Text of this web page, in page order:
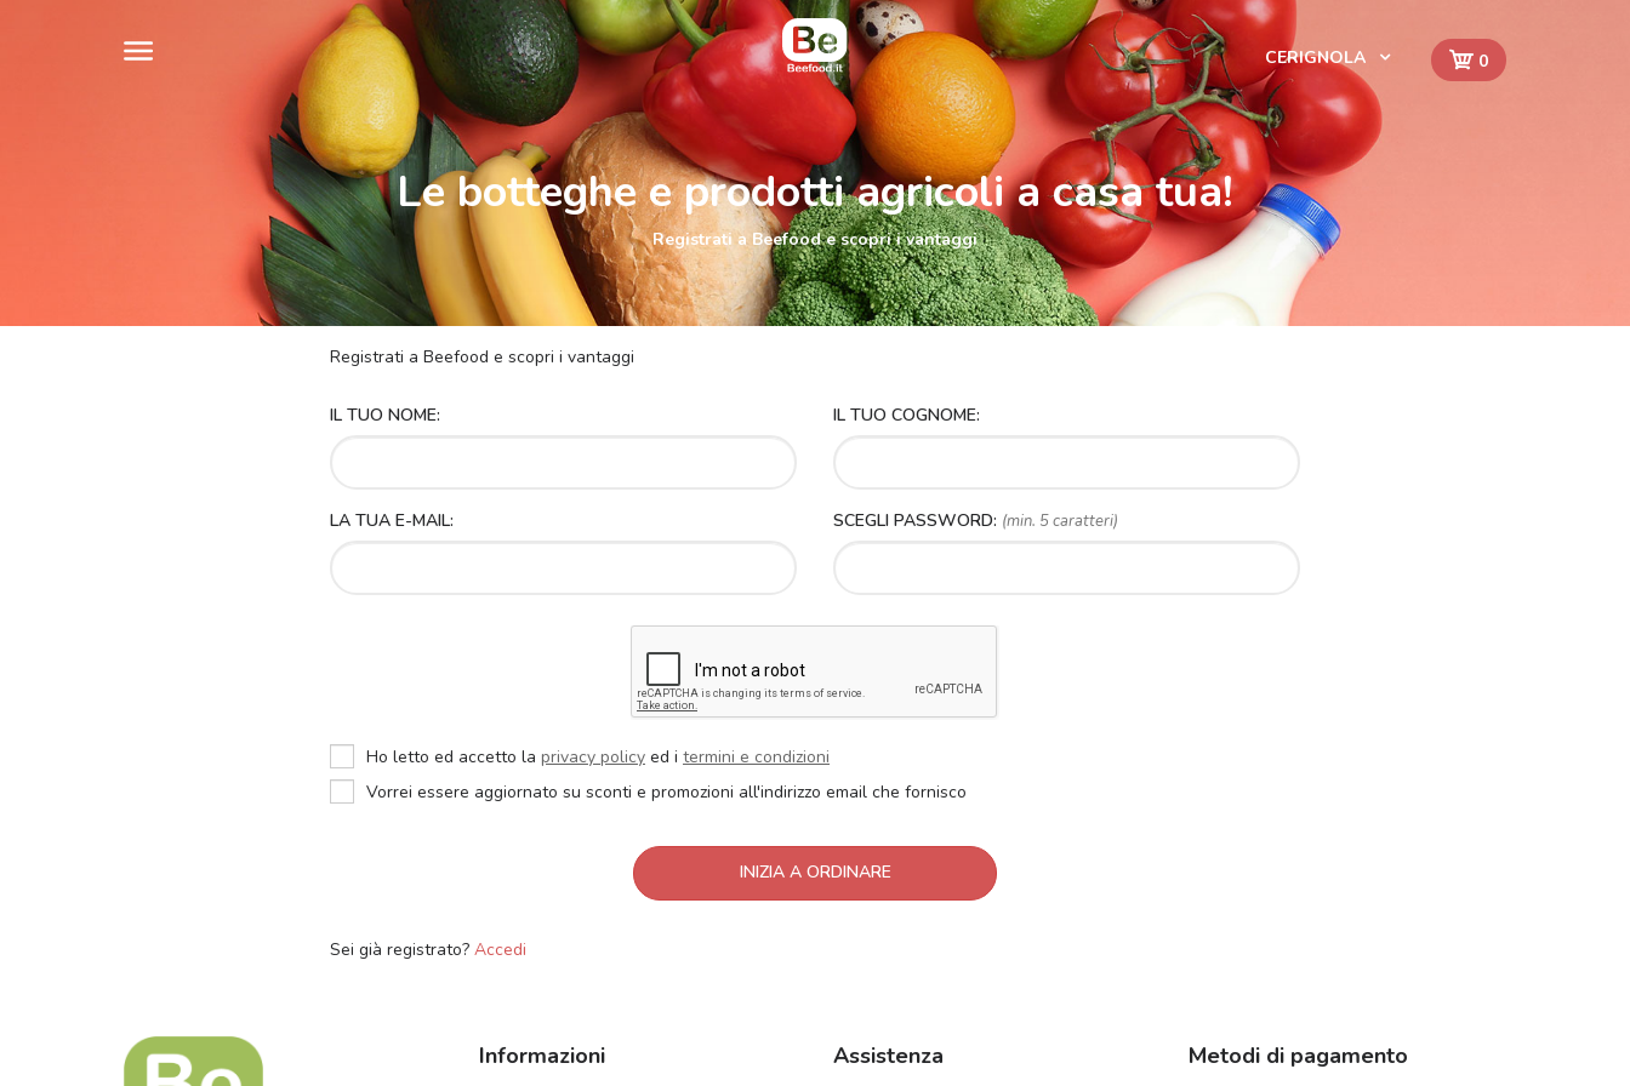
CERIGNOLA 0
Le botteghe e prodotti agricoli a casa tua!
Registrati a Beefood e scopri i vantaggi
Registrati a Beefood e scopri i vantaggi
IL TUO NOME: IL TUO COGNOME:
LA TUA E-MAIL: SCEGLI PASSWORD: (min. 5 caratteri)
Ho letto ed accetto la privacy policy ed i termini e condizioni
Vorrei essere aggiornato su sconti e promozioni all'indirizzo email che fornisco
Sei già registrato? Accedi
Informazioni Assistenza Metodi di pagamento